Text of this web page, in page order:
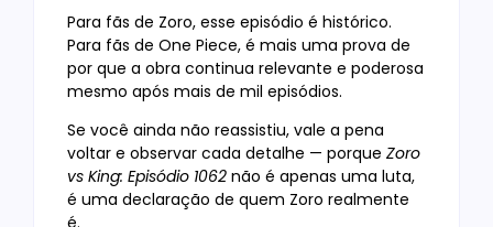
Para fãs de Zoro, esse episódio é histórico.
Para fãs de One Piece, é mais uma prova de
por que a obra continua relevante e poderosa
mesmo após mais de mil episódios.
Se você ainda não reassistiu, vale a pena
voltar e observar cada detalhe — porque Zoro
vs King: Episódio 1062 não é apenas uma luta,
é uma declaração de quem Zoro realmente
é.